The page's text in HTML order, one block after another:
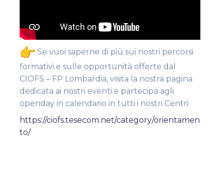
Se vuoi saperne di più sui nostri percorsi
formativi e sulle opportunità offerte dal
CIOFS – FP Lombardia, visita la nostra pagina
dedicata ai nostri eventi e partecipa agli
openday in calendario in tutti i nostri Centri
https://ciofs.tesecom.net/category/orientamen
to/